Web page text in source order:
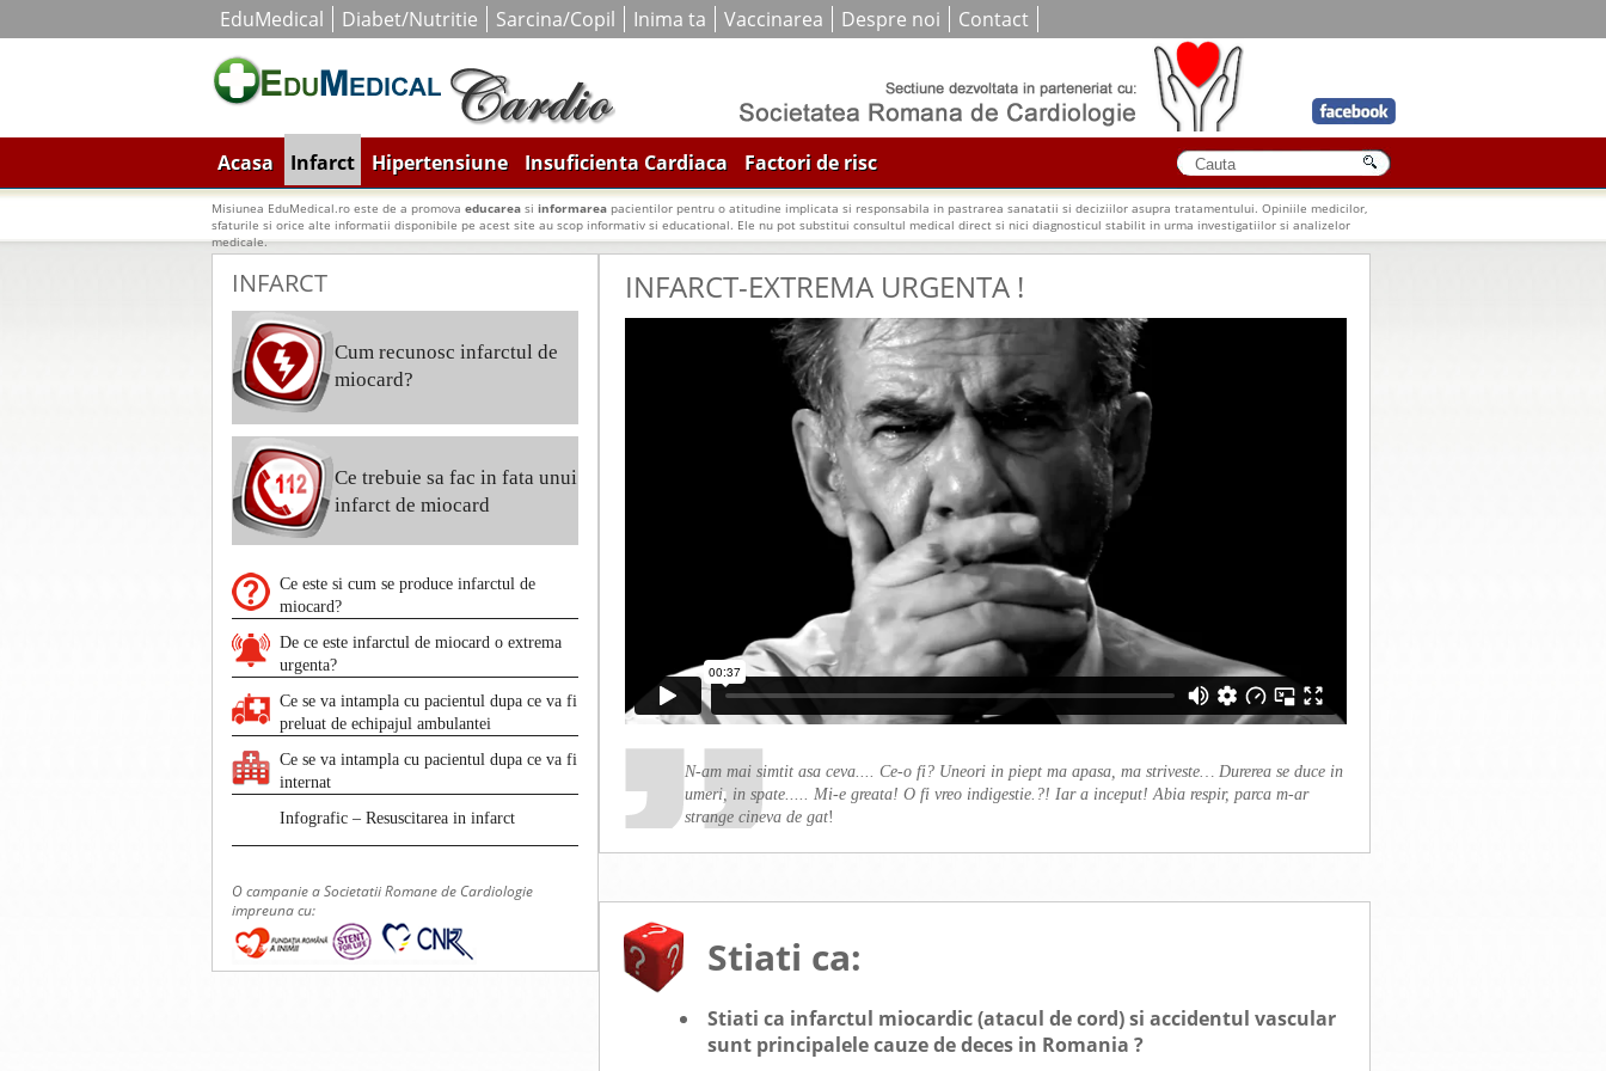
EduMedical Diabet/Nutritie Sarcina/Copil Inima ta Vaccinarea Despre noi Contact
Acasa Infarct Hipertensiune Insuficienta Cardiaca Factori de risc
Misiunea EduMedical.ro este de a promova educarea si informarea pacientilor pentru o atitudine implicata si responsabila in pastrarea sanatatii si deciziilor asupra tratamentului. Opiniile medicilor,
sfaturile si orice alte informatii disponibile pe acest site au scop informativ si educational. Ele nu pot substitui consultul medical direct si nici diagnosticul stabilit in urma investigatiilor si analizelor
medicale.
INFARCT
Cum recunosc infarctul de
miocard?
Ce trebuie sa fac in fata unui
infarct de miocard
Ce este si cum se produce infarctul de
miocard?
De ce este infarctul de miocard o extrema
urgenta?
Ce se va intampla cu pacientul dupa ce va fi
preluat de echipajul ambulantei
Ce se va intampla cu pacientul dupa ce va fi
internat
Infografic – Resuscitarea in infarct
O campanie a Societatii Romane de Cardiologie
impreuna cu:
INFARCT-EXTREMA URGENTA !
N-am mai simtit asa ceva.... Ce-o fi? Uneori in piept ma apasa, ma striveste… Durerea se duce in
umeri, in spate..... Mi-e greata! O fi vreo indigestie.?! Iar a inceput! Abia respir, parca m-ar
strange cineva de gat!
Stiati ca:
Stiati ca infarctul miocardic (atacul de cord) si accidentul vascular
sunt principalele cauze de deces in Romania ?